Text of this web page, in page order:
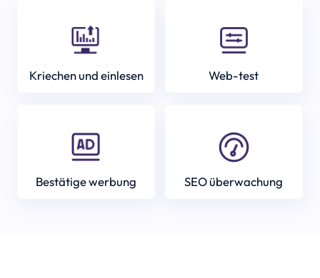
Kriechen und einlesen Web-test
Bestätige werbung SEO überwachung